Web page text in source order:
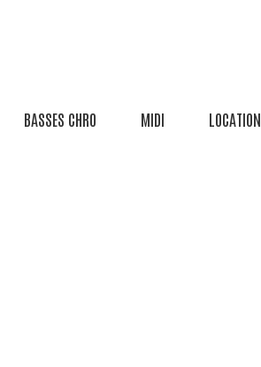
BASSES CHRO MIDI LOCATION